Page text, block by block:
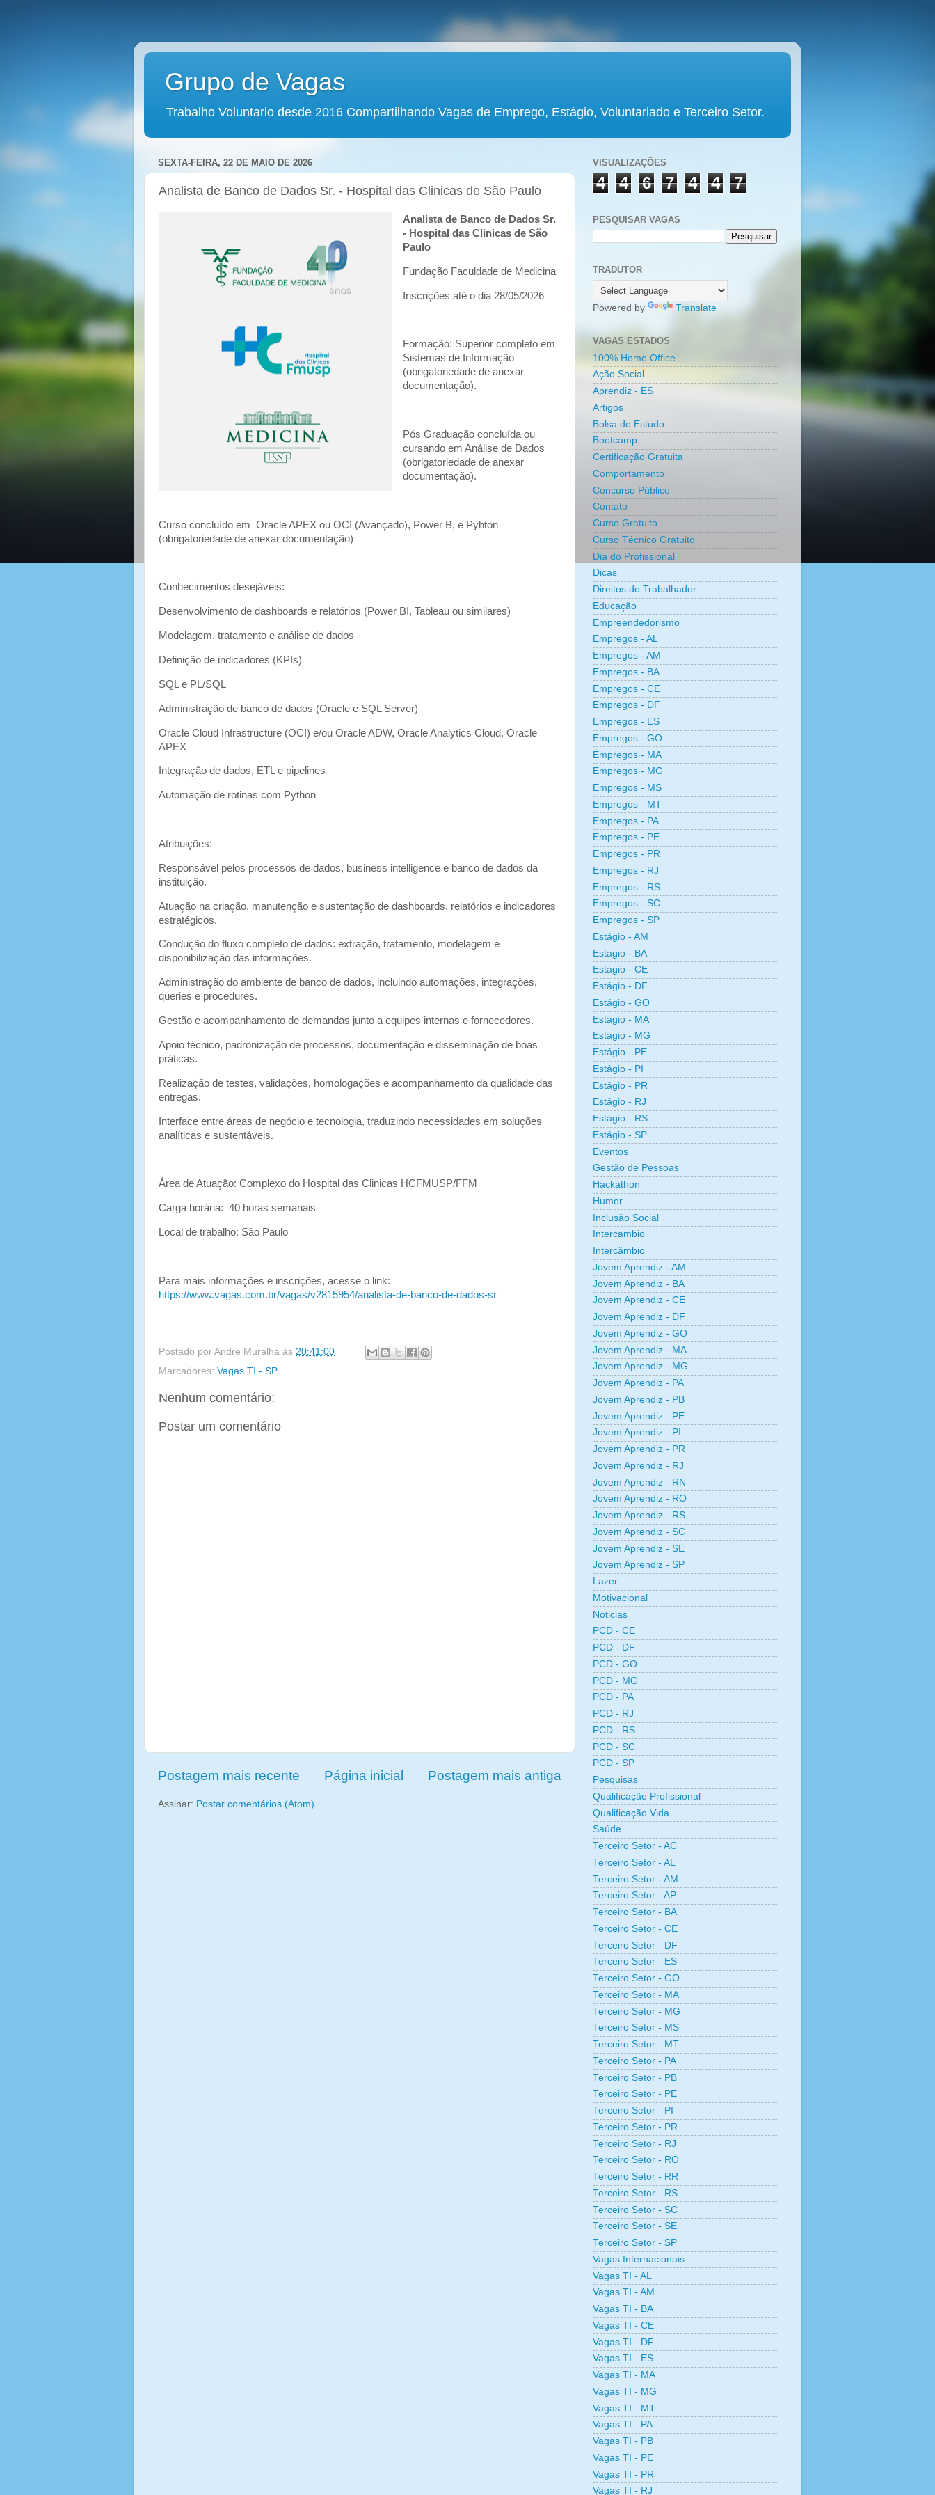
Grupo de Vagas
Trabalho Voluntario desde 2016 Compartilhando Vagas de Emprego, Estágio, Voluntariado e Terceiro Setor.
SEXTA-FEIRA, 22 DE MAIO DE 2026
Analista de Banco de Dados Sr. - Hospital das Clinicas de São Paulo
Analista de Banco de Dados Sr.
- Hospital das Clinicas de São
Paulo
Fundação Faculdade de Medicina
Inscrições até o dia 28/05/2026
Formação: Superior completo em
Sistemas de Informação
(obrigatoriedade de anexar
documentação).
Pós Graduação concluída ou
cursando em Análise de Dados
(obrigatoriedade de anexar
documentação).
Curso concluído em Oracle APEX ou OCI (Avançado), Power B, e Pyhton
(obrigatoriedade de anexar documentação)
Conhecimentos desejáveis:
Desenvolvimento de dashboards e relatórios (Power BI, Tableau ou similares)
Modelagem, tratamento e análise de dados
Definição de indicadores (KPIs)
SQL e PL/SQL
Administração de banco de dados (Oracle e SQL Server)
Oracle Cloud Infrastructure (OCI) e/ou Oracle ADW, Oracle Analytics Cloud, Oracle
APEX
Integração de dados, ETL e pipelines
Automação de rotinas com Python
Atribuições:
Responsável pelos processos de dados, business intelligence e banco de dados da
instituição.
Atuação na criação, manutenção e sustentação de dashboards, relatórios e indicadores
estratégicos.
Condução do fluxo completo de dados: extração, tratamento, modelagem e
disponibilização das informações.
Administração do ambiente de banco de dados, incluindo automações, integrações,
queries e procedures.
Gestão e acompanhamento de demandas junto a equipes internas e fornecedores.
Apoio técnico, padronização de processos, documentação e disseminação de boas
práticas.
Realização de testes, validações, homologações e acompanhamento da qualidade das
entregas.
Interface entre áreas de negócio e tecnologia, traduzindo necessidades em soluções
analíticas e sustentáveis.
Área de Atuação: Complexo do Hospital das Clinicas HCFMUSP/FFM
Carga horária: 40 horas semanais
Local de trabalho: São Paulo
Para mais informações e inscrições, acesse o link:
https://www.vagas.com.br/vagas/v2815954/analista-de-banco-de-dados-sr
Postado por Andre Muralha às 20:41:00
Marcadores: Vagas TI - SP
Nenhum comentário:
Postar um comentário
Postagem mais recente Postagem mais antiga
Página inicial
Assinar: Postar comentários (Atom)
VISUALIZAÇÕES
4 4 6 7 4 4 7
PESQUISAR VAGAS
TRADUTOR
Powered by Translate
VAGAS ESTADOS
100% Home Office
Ação Social
Aprendiz - ES
Artigos
Bolsa de Estudo
Bootcamp
Certificação Gratuita
Comportamento
Concurso Público
Contato
Curso Gratuito
Curso Técnico Gratuito
Dia do Profissional
Dicas
Direitos do Trabalhador
Educação
Empreendedorismo
Empregos - AL
Empregos - AM
Empregos - BA
Empregos - CE
Empregos - DF
Empregos - ES
Empregos - GO
Empregos - MA
Empregos - MG
Empregos - MS
Empregos - MT
Empregos - PA
Empregos - PE
Empregos - PR
Empregos - RJ
Empregos - RS
Empregos - SC
Empregos - SP
Estágio - AM
Estágio - BA
Estágio - CE
Estágio - DF
Estágio - GO
Estágio - MA
Estágio - MG
Estágio - PE
Estágio - PI
Estágio - PR
Estágio - RJ
Estágio - RS
Estágio - SP
Eventos
Gestão de Pessoas
Hackathon
Humor
Inclusão Social
Intercambio
Intercâmbio
Jovem Aprendiz - AM
Jovem Aprendiz - BA
Jovem Aprendiz - CE
Jovem Aprendiz - DF
Jovem Aprendiz - GO
Jovem Aprendiz - MA
Jovem Aprendiz - MG
Jovem Aprendiz - PA
Jovem Aprendiz - PB
Jovem Aprendiz - PE
Jovem Aprendiz - PI
Jovem Aprendiz - PR
Jovem Aprendiz - RJ
Jovem Aprendiz - RN
Jovem Aprendiz - RO
Jovem Aprendiz - RS
Jovem Aprendiz - SC
Jovem Aprendiz - SE
Jovem Aprendiz - SP
Lazer
Motivacional
Noticias
PCD - CE
PCD - DF
PCD - GO
PCD - MG
PCD - PA
PCD - RJ
PCD - RS
PCD - SC
PCD - SP
Pesquisas
Qualificação Profissional
Qualificação Vida
Saúde
Terceiro Setor - AC
Terceiro Setor - AL
Terceiro Setor - AM
Terceiro Setor - AP
Terceiro Setor - BA
Terceiro Setor - CE
Terceiro Setor - DF
Terceiro Setor - ES
Terceiro Setor - GO
Terceiro Setor - MA
Terceiro Setor - MG
Terceiro Setor - MS
Terceiro Setor - MT
Terceiro Setor - PA
Terceiro Setor - PB
Terceiro Setor - PE
Terceiro Setor - PI
Terceiro Setor - PR
Terceiro Setor - RJ
Terceiro Setor - RO
Terceiro Setor - RR
Terceiro Setor - RS
Terceiro Setor - SC
Terceiro Setor - SE
Terceiro Setor - SP
Vagas Internacionais
Vagas TI - AL
Vagas TI - AM
Vagas TI - BA
Vagas TI - CE
Vagas TI - DF
Vagas TI - ES
Vagas TI - MA
Vagas TI - MG
Vagas TI - MT
Vagas TI - PA
Vagas TI - PB
Vagas TI - PE
Vagas TI - PR
Vagas TI - RJ